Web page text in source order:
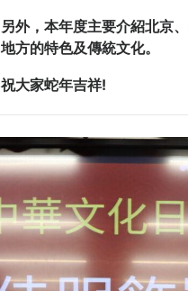
另外，本年度主要介紹北京
地方的特色及傳統文化。
祝大家蛇年吉祥!